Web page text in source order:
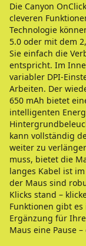
Die Canyon
cleveren
Technologie
5.0 oder mit dem
Sie einfach die
entspricht. Im
variabler DPI-
Arbeiten. Der
650 mAh bietet
intelligenten
kann vollständig
weiter zu
muss, bietet die
langes Kabel ist
der Maus sind
Klicks stand –
Funktionen gibt
Ergänzung für
Maus eine Pause